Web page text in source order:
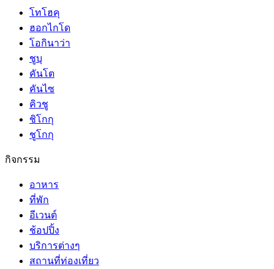
โทโฮคุ
ฮอกไกโด
โอกินาว่า
ชูบุ
คันโต
คันไซ
คิวชู
ชิโกกุ
ชูโกกุ
กิจกรรม
อาหาร
ที่พัก
อีเวนต์
ช้อปปิ้ง
บริการต่างๆ
สถานที่ท่องเที่ยว